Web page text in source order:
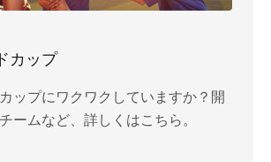
カップ
ップにワクワクしていますか？開
ームなど、詳しくはこちら。